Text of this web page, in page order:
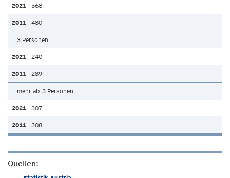
568
480
3 Personen
240
289
mehr als 3 Personen
307
308
Quellen: